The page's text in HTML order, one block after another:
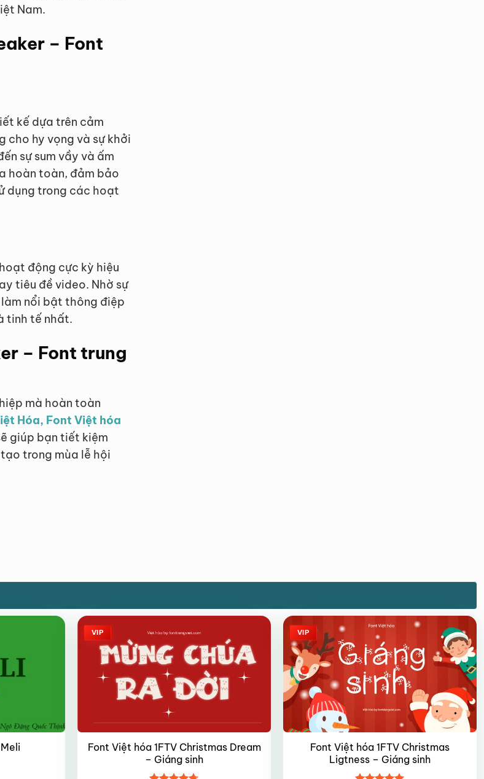
Nam.
– Font
kế dựa trên cảm
cho hy vọng và sự khởi
sự sum vầy và ấm
hoàn toàn, đảm bảo
dụng trong các hoạt
động cực kỳ hiệu
tiêu đề video. Nhờ sự
nổi bật thông điệp
tinh tế nhất.
– Font trung
mà hoàn toàn
Hóa, Font Việt hóa
giúp bạn tiết kiệm
trong mùa lễ hội
VIP
Font Việt hóa 1FTV Christmas Dream
– Giáng sinh
VIP
Font Việt hóa 1FTV Christmas
Ligtness – Giáng sinh